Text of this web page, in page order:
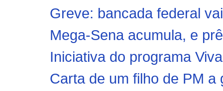
Greve: bancada federal
Mega-Sena acumula, e
Iniciativa do programa
Carta de um filho de PM